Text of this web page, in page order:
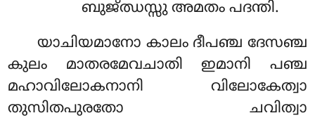
ബുജ്ഝസ്സു അമതം പദന്തി.
യാചിയമാനോ കാലം ദീപഞ്ച ദേസഞ്ച
കുലം മാതരമേവചാതി ഇമാനി പഞ്ച
മഹാവിലോകനാനി വിലോകേത്വാ
തുസിതപുരതോ ചവിത്വാ